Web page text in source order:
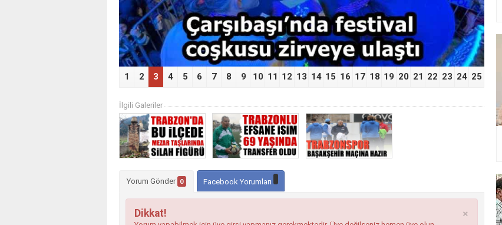
1 2 3 4 5 6 7 8 9 10 11 12 13 14 15 16 17 18 19 20 21 22 23 24 25
İlgili Galeriler
Yorum Gönder 0 Facebook Yorumları
×
Dikkat!